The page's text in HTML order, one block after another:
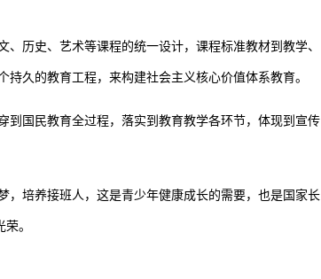
历史、艺术等课程的统一设计，课程标准教材到教学、
久的教育工程，来构建社会主义核心价值体系教育。
国民教育全过程，落实到教育教学各环节，体现到宣传
培养接班人，这是青少年健康成长的需要，也是国家长
。